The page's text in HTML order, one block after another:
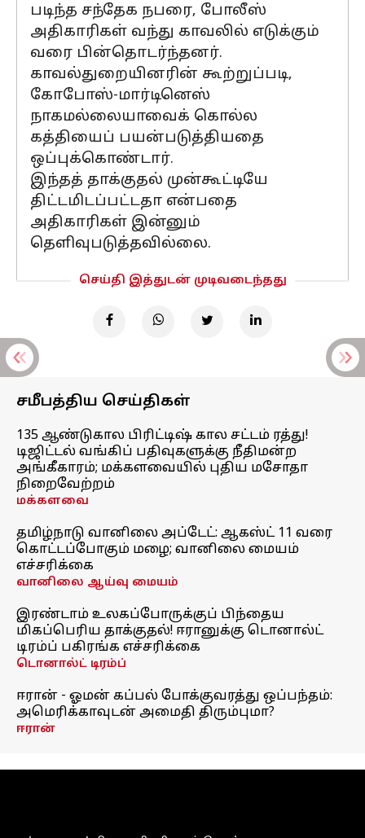
படிந்த சந்தேக நபரை, போலீஸ்
அதிகாரிகள் வந்து காவலில் எடுக்கும்
வரை பின்தொடர்ந்தனர்.
காவல்துறையினரின் கூற்றுப்படி,
கோபோஸ்-மார்டினெஸ்
நாகமல்லையாவைக் கொல்ல
கத்தியைப் பயன்படுத்தியதை
ஒப்புக்கொண்டார்.
இந்தத் தாக்குதல் முன்கூட்டியே
திட்டமிடப்பட்டதா என்பதை
அதிகாரிகள் இன்னும்
தெளிவுபடுத்தவில்லை.
செய்தி இத்துடன் முடிவடைந்தது
சமீபத்திய செய்திகள்
135 ஆண்டுகால பிரிட்டிஷ் கால சட்டம் ரத்து!
டிஜிட்டல் வங்கிப் பதிவுகளுக்கு நீதிமன்ற
அங்கீகாரம்; மக்களவையில் புதிய மசோதா
நிறைவேற்றம்
மக்களவை
தமிழ்நாடு வானிலை அப்டேட்: ஆகஸ்ட் 11 வரை
கொட்டப்போகும் மழை; வானிலை மையம்
எச்சரிக்கை
வானிலை ஆய்வு மையம்
இரண்டாம் உலகப்போருக்குப் பிந்தைய
மிகப்பெரிய தாக்குதல்! ஈரானுக்கு டொனால்ட்
டிரம்ப் பகிரங்க எச்சரிக்கை
டொனால்ட் டிரம்ப்
ஈரான் - ஓமன் கப்பல் போக்குவரத்து ஒப்பந்தம்:
அமெரிக்காவுடன் அமைதி திரும்புமா?
ஈரான்